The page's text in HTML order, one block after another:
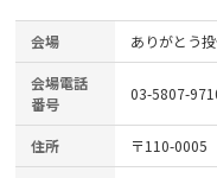
会場 ありがとう
会場電話
番号
03-5807-
住所 〒110-0005